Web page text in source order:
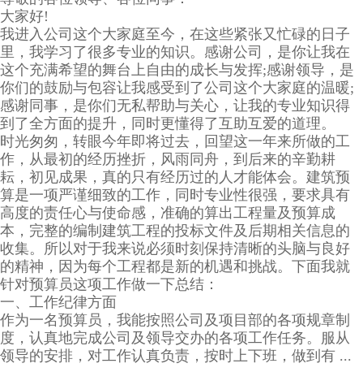
大家好!
我进入公司这个大家庭至今，在这些紧张又忙碌的日子
里，我学习了很多专业的知识。感谢公司，是你让我在
这个充满希望的舞台上自由的成长与发挥;感谢领导，是
你们的鼓励与包容让我感受到了公司这个大家庭的温暖;
感谢同事，是你们无私帮助与关心，让我的专业知识得
到了全方面的提升，同时更懂得了互助互爱的道理。
时光匆匆，转眼今年即将过去，回望这一年来所做的工
作，从最初的经历挫折，风雨同舟，到后来的辛勤耕
耘，初见成果，真的只有经历过的人才能体会。建筑预
算是一项严谨细致的工作，同时专业性很强，要求具有
高度的责任心与使命感，准确的算出工程量及预算成
本，完整的编制建筑工程的投标文件及后期相关信息的
收集。所以对于我来说必须时刻保持清晰的头脑与良好
的精神，因为每个工程都是新的机遇和挑战。下面我就
针对预算员这项工作做一下总结：
一、工作纪律方面
作为一名预算员，我能按照公司及项目部的各项规章制
度，认真地完成公司及领导交办的各项工作任务。服从
领导的安排，对工作认真负责，按时上下班，做到有 ...